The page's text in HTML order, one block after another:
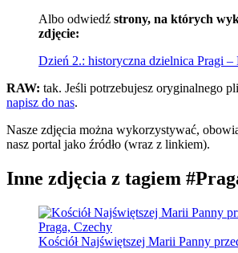
Albo odwiedź strony, na których
zdjęcie:
Dzień 2.: historyczna dzielnica Pragi –
RAW: tak. Jeśli potrzebujesz oryginalnego
napisz do nas.
Nasze zdjęcia można wykorzystywać,
nasz portal jako źródło (wraz z linkiem).
Inne zdjęcia z tagiem
Kościół Najświętszej Marii Panny